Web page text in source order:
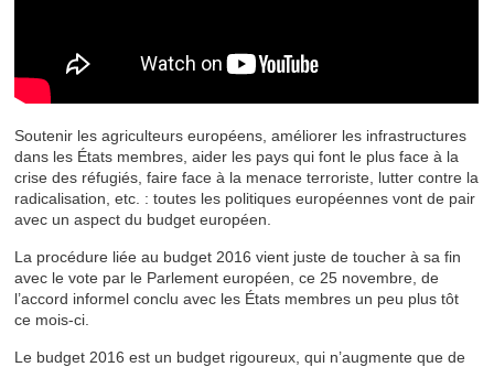
Soutenir les agriculteurs européens, améliorer les infrastructures
dans les États membres, aider les pays qui font le plus face à la
crise des réfugiés, faire face à la menace terroriste, lutter contre la
radicalisation, etc. : toutes les politiques européennes vont de pair
avec un aspect du budget européen.
La procédure liée au budget 2016 vient juste de toucher à sa fin
avec le vote par le Parlement européen, ce 25 novembre, de
l’accord informel conclu avec les États membres un peu plus tôt
ce mois-ci.
Le budget 2016 est un budget rigoureux, qui n’augmente que de